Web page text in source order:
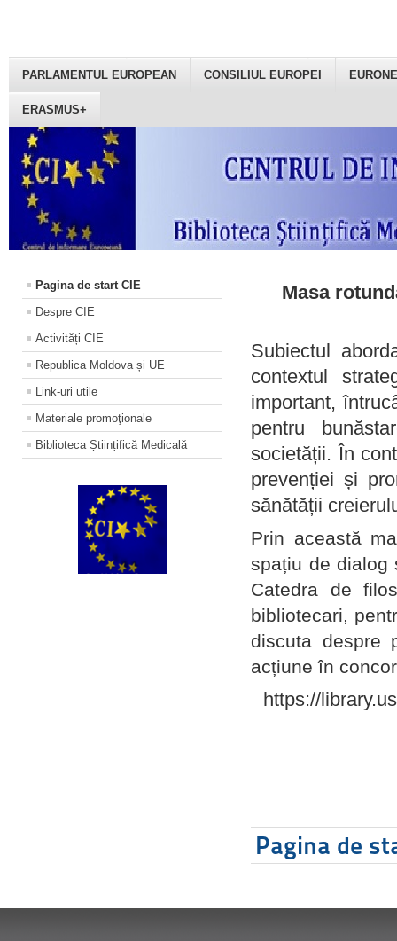
PARLAMENTUL EUROPEAN CONSILIUL EUROPEI
ERASMUS+
Pagina de start CIE
Despre CIE
Activități CIE
Republica Moldova și UE
Link-uri utile
Materiale promoţionale
Biblioteca Științifică Medicală
Masa
Subiectul
contextul
important,
pentru
societății. În
prevenției și
sănătății
Prin această
spațiu de dialog
Catedra de
bibliotecari,
discuta despre
acțiune în
https://
Pagina de